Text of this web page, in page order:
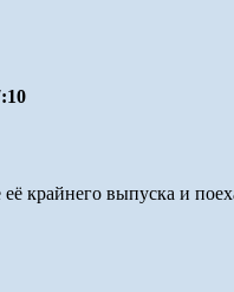
крайнего выпуска и